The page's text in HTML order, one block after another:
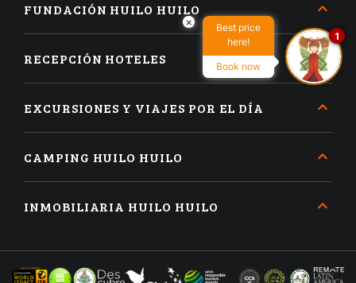
FUNDACIÓN HUILO HUILO
RECEPCIÓN HOTELES
EXCURSIONES Y VIAJES POR EL DÍA
CAMPING HUILO HUILO
INMOBILIARIA HUILO HUILO
×
Best price
here!
Book now
1